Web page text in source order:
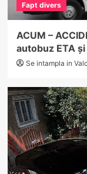
Fapt divers
ACUM –
autobuz ETA
Se intampla in